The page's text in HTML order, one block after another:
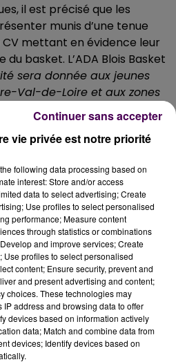
il est précisé que les
munis d’une tenue
mettant en évidence leur
basket. L’ADA Blois Basket
sera donnée aux jeunes
Val-de-Loire et aux zones
du Jeu-de-Paume
pas fourni, les joueurs
se prévoir un en-cas -ou, à
le restaurant voisin-. Le
9h et 17h dans la salle du
de Châteaudun.
au 02 54 55 99 93 ou
basket.com!
vie privée est notre priorité
following data processing based on
interest: Store and/or access
data to select advertising; Create
Use profiles to select personalised
performance; Measure content
through statistics or combinations
and improve services; Create
profiles to select personalised
content; Ensure security, prevent and
and present advertising and content;
choices. These technologies may
address and browsing data to offer
devices based on information actively
data; Match and combine data from
devices; Identify devices based on
Continuer sans accepter